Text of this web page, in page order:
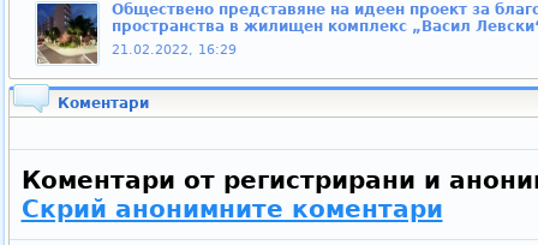
Обществено представяне на идеен проект за
пространства в жилищен комплекс „Васил
21.02.2022, 16:29
Коментари
Коментари от регистрирани и
Скрий анонимните коментари